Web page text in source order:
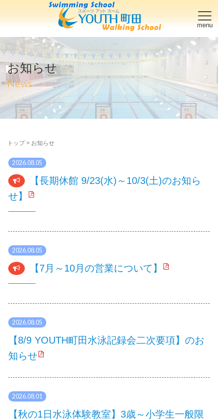
お知らせ
News
トップ> お知らせ
2026.08.05
【長期休館 9/23(水)～10/3(土)のお知ら
せ】
2026.08.05
【7月～10月の営業について】
2026.08.05
【8/9 YOUTH町田水泳記録会二次要項】のお
知らせ
2026.08.01
【秋の1日水泳体験教室】3歳～小学生一般限